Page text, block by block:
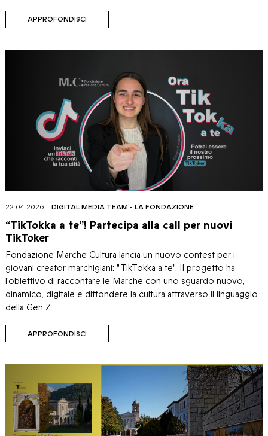
APPROFONDISCI
22.04.2026 DIGITAL MEDIA TEAM - LA FONDAZIONE
“TikTokka a te”! Partecipa alla call per nuovi
TikToker
Fondazione Marche Cultura lancia un nuovo contest per i
giovani creator marchigiani: "TikTokka a te". Il progetto ha
l'obiettivo di raccontare le Marche con uno sguardo nuovo,
dinamico, digitale e diffondere la cultura attraverso il linguaggio
della Gen Z.
APPROFONDISCI